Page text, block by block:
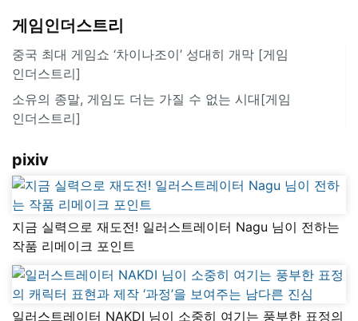
게임인더스트리
중국 최대 게임쇼 ‘차이나조이’ 성대히 개막 [게임
인더스트리]
소유의 종말, 게임도 더는 가질 수 없는 시대[게임
인더스트리]
pixiv
지금 실력으로 재도전! 일러스트레이터 Nagu 님이 전하는
작품 리메이크 포인트
일러스트레이터 NAKDI 님이 소중히 여기는 풍부한 표정의